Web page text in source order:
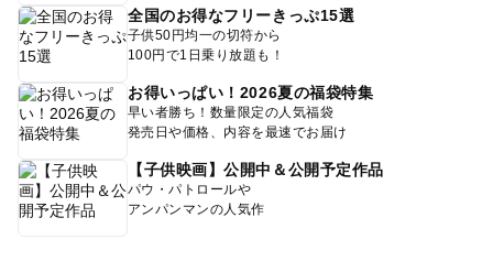
全国のお得なフリーきっぷ15選
子供50円均一の切符から
100円で1日乗り放題も！
お得いっぱい！2026夏の福袋特集
早い者勝ち！数量限定の人気福袋
発売日や価格、内容を最速でお届け
【子供映画】公開中＆公開予定作品
パウ・パトロールや
アンパンマンの人気作